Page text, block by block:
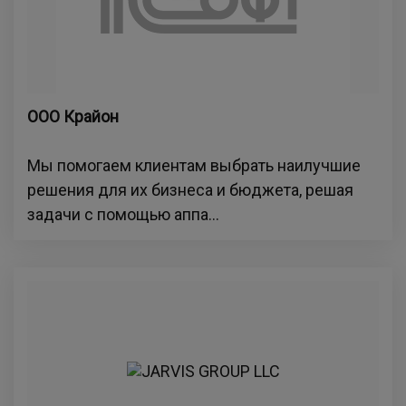
ООО Крайон
Мы помогаем клиентам выбрать наилучшие
решения для их бизнеса и бюджета, решая
задачи с помощью аппа...